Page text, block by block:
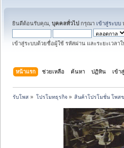
ยินดีต้อนรับคุณ, บุคคลทั่วไป กรุณา เข้าสู่ระบบ
เข้าสู่ระบบด้วยชื่อผู้ใช้ รหัสผ่าน และระยะเวลา
หน้าแรก ช่วยเหลือ ค้นหา ปฏิทิน เข้า
รับโพส » โปรโมทธุรกิจ» สินค้าโปรโมชั่น โพส